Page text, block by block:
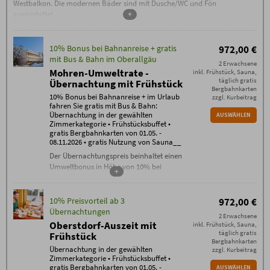
Westbalkon. Die modernen Bäder sind mit Dusche/WC und Fön
+
10% Bonus bei Bahnanreise + gratis
mit Bus & Bahn im Oberallgäu
Mohren-Umweltrate -
Übernachtung mit Frühstück
10% Bonus bei Bahnanreise + im Urlaub
fahren Sie gratis mit Bus & Bahn:
Übernachtung in der gewählten
Zimmerkategorie • Frühstücksbuffet •
gratis Bergbahnkarten von 01.05. -
08.11.2026 • gratis Nutzung von Sauna__
Der Übernachtungspreis beinhaltet einen
Umweltbonus in Höhe von 10% bei
Übernachtung in der gewählten
Zimmerkategorie
Frühstücksbuffet
gratis WLAN im gesamten Haus
täglich freie Nutzung der Sauna
Bergbahn unlimited: täglich gratis
+
972,00 €
2 Erwachsene
inkl. Frühstück, Sauna,
täglich gratis
Bergbahnkarten
zzgl. Kurbeitrag
AUSWÄHLEN
10% Preisvorteil ab 3
Übernachtungen
Oberstdorf-Auszeit mit
Frühstück
Übernachtung in der gewählten
Zimmerkategorie • Frühstücksbuffet •
gratis Bergbahnkarten von 01.05. -
972,00 €
2 Erwachsene
inkl. Frühstück, Sauna,
täglich gratis
Bergbahnkarten
zzgl. Kurbeitrag
AUSWÄHLEN